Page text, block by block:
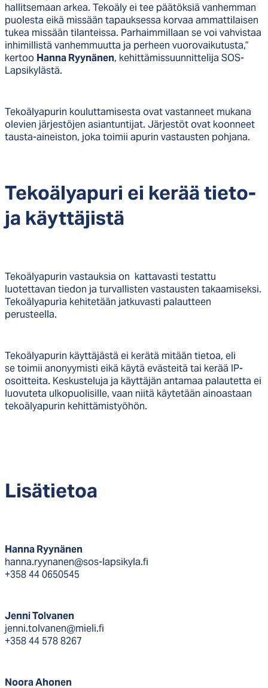
hallitsemaan arkea. Tekoäly ei tee päätöksiä vanhemman
puolesta eikä missään tapauksessa korvaa ammattilaisen
tukea missään tilanteissa. Parhaimmillaan se voi vahvistaa
inhimillistä vanhemmuutta ja perheen vuorovaikutusta,”
kertoo Hanna Ryynänen, kehittämissuunnittelija SOS-
Lapsikylästä.
Tekoälyapurin kouluttamisesta ovat vastanneet mukana
olevien järjestöjen asiantuntijat. Järjestöt ovat koonneet
tausta-aineiston, joka toimii apurin vastausten pohjana.
Te­koä­lya­pu­ri ei ke­rää tie­to­
ja käyt­tä­jis­tä
Tekoälyapurin vastauksia on kattavasti testattu
luotettavan tiedon ja turvallisten vastausten takaamiseksi.
Tekoälyapuria kehitetään jatkuvasti palautteen
perusteella.
Tekoälyapurin käyttäjästä ei kerätä mitään tietoa, eli
se toimii anonyymisti eikä käytä evästeitä tai kerää IP-
osoitteita. Keskusteluja ja käyttäjän antamaa palautetta ei
luovuteta ulkopuolisille, vaan niitä käytetään ainoastaan
tekoälyapurin kehittämistyöhön.
Li­sä­tie­toa
Hanna Ryynänen
hanna.ryynanen@sos-lapsikyla.fi
+358 44 0650545
Jenni Tolvanen
jenni.tolvanen@mieli.fi
+358 44 578 8267
Noora Ahonen